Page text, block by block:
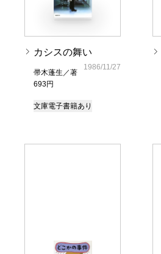
カシスの舞い
帚木蓬生／著
693円
1986/11/27
文庫電子書籍あり